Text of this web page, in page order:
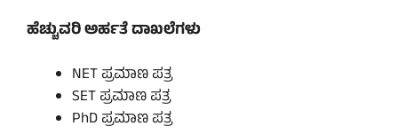
ಹೆಚ್ಚುವರಿ ಅರ್ಹತೆ ದಾಖಲೆಗಳು
NET ಪ್ರಮಾಣ ಪತ್ರ
SET ಪ್ರಮಾಣ ಪತ್ರ
PhD ಪ್ರಮಾಣ ಪತ್ರ